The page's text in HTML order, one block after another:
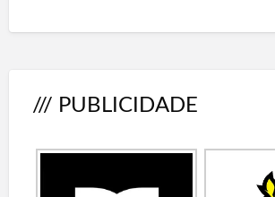
/// PUBLICIDADE